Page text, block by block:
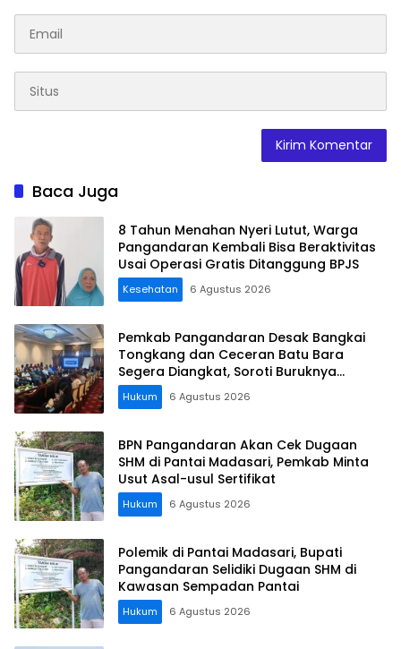
Baca Juga
8 Tahun Menahan Nyeri Lutut, Warga
Pangandaran Kembali Bisa Beraktivitas
Usai Operasi Gratis Ditanggung BPJS
Kesehatan 6 Agustus 2026
Pemkab Pangandaran Desak Bangkai
Tongkang dan Ceceran Batu Bara
Segera Diangkat, Soroti Buruknya
Koordinasi Perusahaan
Hukum 6 Agustus 2026
BPN Pangandaran Akan Cek Dugaan
SHM di Pantai Madasari, Pemkab Minta
Usut Asal-usul Sertifikat
Hukum 6 Agustus 2026
Polemik di Pantai Madasari, Bupati
Pangandaran Selidiki Dugaan SHM di
Kawasan Sempadan Pantai
Hukum 6 Agustus 2026